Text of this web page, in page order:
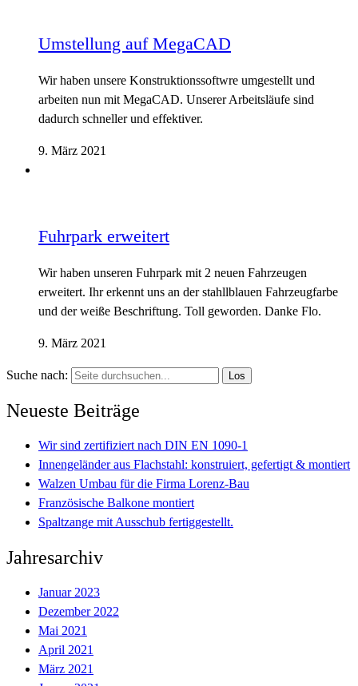
Umstellung auf MegaCAD
Wir haben unsere Konstruktionssoftwre umgestellt und
arbeiten nun mit MegaCAD. Unserer Arbeitsläufe sind
dadurch schneller und effektiver.
9. März 2021
Fuhrpark erweitert
Wir haben unseren Fuhrpark mit 2 neuen Fahrzeugen
erweitert. Ihr erkennt uns an der stahllblauen Fahrzeugfarbe
und der weiße Beschriftung. Toll geworden. Danke Flo.
9. März 2021
Suche nach:
Neueste Beiträge
Wir sind zertifiziert nach DIN EN 1090-1
Innengeländer aus Flachstahl: konstruiert, gefertigt & montiert
Walzen Umbau für die Firma Lorenz-Bau
Französische Balkone montiert
Spaltzange mit Ausschub fertiggestellt.
Jahresarchiv
Januar 2023
Dezember 2022
Mai 2021
April 2021
März 2021